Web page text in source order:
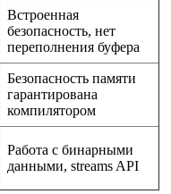
Встроенная
безопасность, нет
переполнения буфера
Безопасность памяти
гарантирована
компилятором
Работа с бинарными
данными, streams API